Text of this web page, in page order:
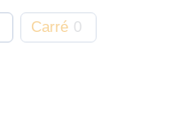
Carré 0